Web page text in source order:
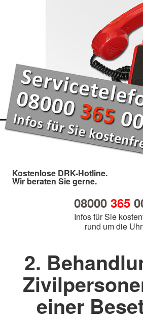
Kostenlose DRK-Hotline.
Wir beraten Sie gerne.
08000 365
Infos für Sie
rund um die Uhr
2.
einer